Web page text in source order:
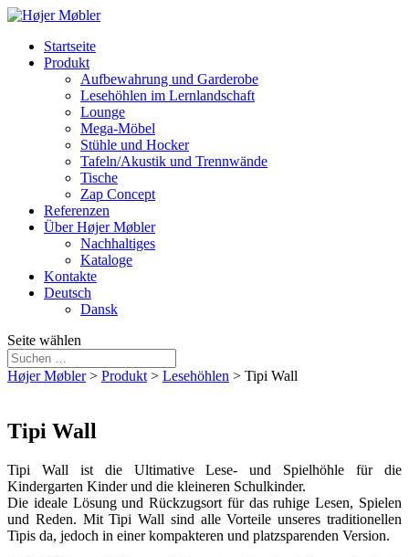
Startseite
Produkt
Aufbewahrung und Garderobe
Lesehöhlen im Lernlandschaft
Lounge
Mega-Möbel
Stühle und Hocker
Tafeln/Akustik und Trennwände
Tische
Zap Concept
Referenzen
Über Højer Møbler
Nachhaltiges
Kataloge
Kontakte
Deutsch
Dansk
Seite wählen
Højer Møbler> Produkt > Lesehöhlen > Tipi Wall
Tipi Wall
Tipi Wall ist die Ultimative Lese- und Spielhöhle für die
Kindergarten Kinder und die kleineren Schulkinder.
Die ideale Lösung und Rückzugsort für das ruhige Lesen, Spielen
und Reden. Mit Tipi Wall sind alle Vorteile unseres traditionellen
Tipis da, jedoch in einer kompakteren und platzsparenden Version.